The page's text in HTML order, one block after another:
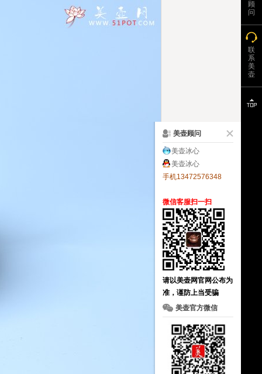
顾
问
联
系
美
壶
美壶顾问
美壶冰心
美壶冰心
手机13472576348
微信客服扫一扫
请以美壶网官网公布为
准，谨防上当受骗
美壶官方微信